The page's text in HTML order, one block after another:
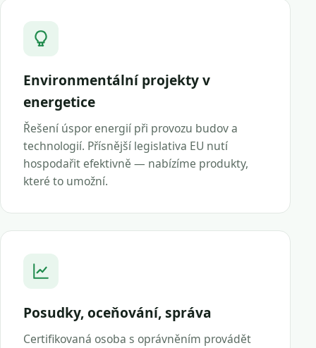
Environmentální projekty v
energetice
Řešení úspor energií při provozu budov a
technologií. Přísnější legislativa EU nutí
hospodařit efektivně — nabízíme produkty,
které to umožní.
Posudky, oceňování, správa
Certifikovaná osoba s oprávněním provádět